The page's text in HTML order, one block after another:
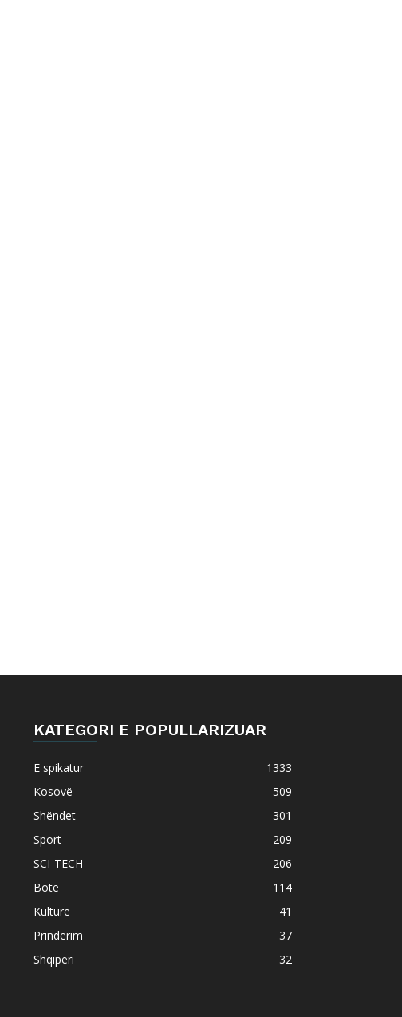
KATEGORI E POPULLARIZUAR
E spikatur
1333
Kosovë
509
Shëndet
301
Sport
209
SCI-TECH
206
Botë
114
Kulturë
41
Prindërim
37
Shqipëri
32